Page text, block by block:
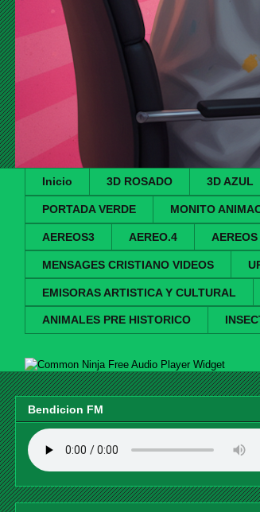
Inicio 3D ROSADO 3D AZUL
PORTADA VERDE MONITO
AEREOS3 AEREO.4 AEREOS
MENSAGES CRISTIANO VIDEOS
EMISORAS ARTISTICA Y CULTURAL
ANIMALES PRE HISTORICO
Free Audio Player Widget
Bendicion FM